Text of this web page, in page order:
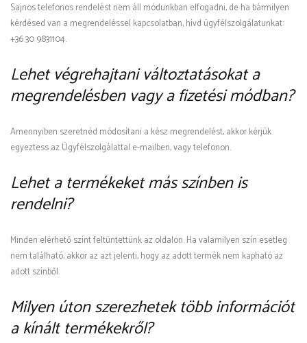
Sajnos telefonos rendelést nem áll módunkban elfogadni, de ha bármilyen
kérdésed van a megrendeléssel kapcsolatban, hívd ügyfélszolgálatunkat:
+36 30 9831104.
Lehet végrehajtani változtatásokat a
megrendelésben vagy a fizetési módban?
Amennyiben szeretnéd módosítani a kész megrendelést, akkor kérjük
egyeztess az Ügyfélszolgálattal e-mailben, vagy telefonon.
Lehet a termékeket más színben is
rendelni?
Minden elérhető színt feltüntettünk az oldalon. Ha valamilyen szín esetleg
nem található, akkor az azt jelenti, hogy az adott termék nem kapható az
adott színből.
Milyen úton szerezhetek több információt
a kínált termékekről?